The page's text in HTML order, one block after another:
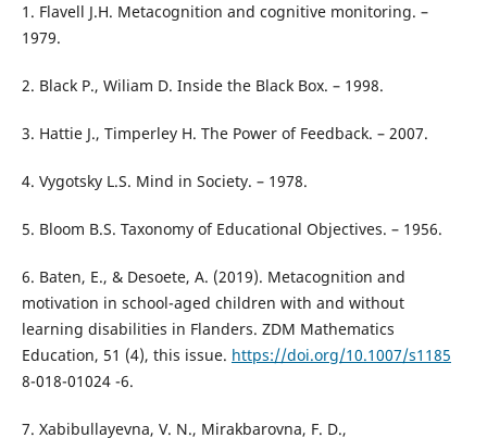
1. Flavell J.H. Metacognition and cognitive monitoring. –
1979.
2. Black P., Wiliam D. Inside the Black Box. – 1998.
3. Hattie J., Timperley H. The Power of Feedback. – 2007.
4. Vygotsky L.S. Mind in Society. – 1978.
5. Bloom B.S. Taxonomy of Educational Objectives. – 1956.
6. Baten, E., & Desoete, A. (2019). Metacognition and
motivation in school-aged children with and without
learning disabilities in Flanders. ZDM Mathematics
Education, 51 (4), this issue. https://doi.org/10.1007/s1185
8-018-01024 -6.
7. Xabibullayevna, V. N., Mirakbarovna, F. D.,